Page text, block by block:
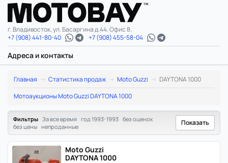
г. Владивосток, ул. Басаргина д.44. Офис 8.
+7 (908) 441-80-40
+7 (908) 455-58-04
Адреса и контакты
Moto
Guzzi
DAYTONA
1000:
Главная Статистика продаж Moto Guzzi
DAYTONA 1000
Мотоаукционы Moto Guzzi DAYTONA 1000
Фильтры За все время год 1993-1993 без оценок
без цены непроданные Показать
Moto Guzzi
DAYTONA 1000